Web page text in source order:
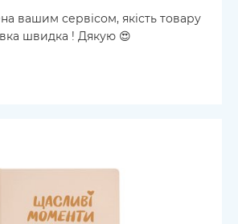
вашим сервісом, якість товару
швидка ! Дякую 😍